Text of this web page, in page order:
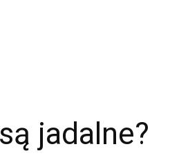
jadalne?